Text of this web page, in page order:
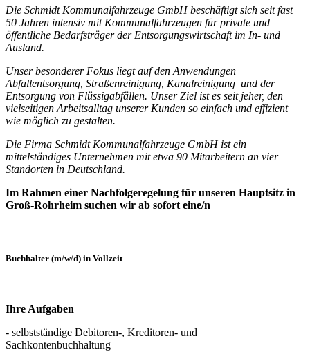
Die Schmidt Kommunalfahrzeuge GmbH beschäftigt sich seit fast
50 Jahren intensiv mit Kommunalfahrzeugen für private und
öffentliche Bedarfsträger der Entsorgungswirtschaft im In- und
Ausland.
Unser besonderer Fokus liegt auf den Anwendungen
Abfallentsorgung, Straßenreinigung, Kanalreinigung und der
Entsorgung von Flüssigabfällen. Unser Ziel ist es seit jeher, den
vielseitigen Arbeitsalltag unserer Kunden so einfach und effizient
wie möglich zu gestalten.
Die Firma Schmidt Kommunalfahrzeuge GmbH ist ein
mittelständiges Unternehmen mit etwa 90 Mitarbeitern an vier
Standorten in Deutschland.
Im Rahmen einer Nachfolgeregelung für unseren Hauptsitz in
Groß-Rohrheim suchen wir ab sofort eine/n
Buchhalter (m/w/d) in Vollzeit
Ihre Aufgaben
- selbstständige Debitoren-, Kreditoren- und
Sachkontenbuchhaltung